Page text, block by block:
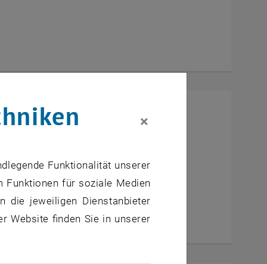
×
Funktionalität unserer
Funktionen für soziale Medien
die jeweiligen Dienstanbieter
Website finden Sie in unserer